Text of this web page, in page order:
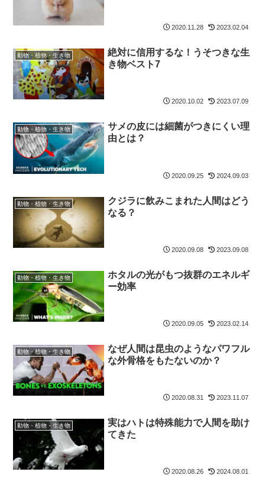
2020.11.28 2023.02.04
動物・植物・生き物
絶対に信用するな！うそつきな生
き物ベスト7
2020.10.02 2023.07.09
動物・植物・生き物
サメの皮には細菌がつきにくい理
由とは？
2020.09.25 2024.09.03
動物・植物・生き物
クジラに飲みこまれた人間はどう
なる？
2020.09.08 2023.09.08
動物・植物・生き物
ホタルの光がもつ抜群のエネルギ
ー効率
2020.09.05 2023.02.14
動物・植物・生き物
なぜ人間は昆虫のようなパワフル
な外骨格をもたないのか？
2020.08.31 2023.11.07
動物・植物・生き物
実はハトは特殊能力で人間を助け
てきた
2020.08.26 2024.08.01